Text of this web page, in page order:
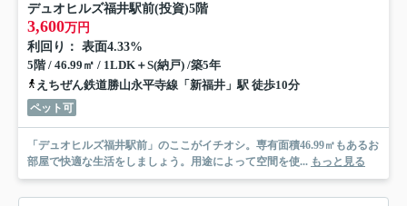
デュオヒルズ福井駅前(投資)5階
3,600万円
利回り： 表面4.33%
5階 / 46.99㎡ / 1LDK＋S(納戸) /築5年
えちぜん鉄道勝山永平寺線「新福井」駅 徒歩10分
ペット可
「デュオヒルズ福井駅前」のここがイチオシ。専有面積46.99㎡もあるお
部屋で快適な生活をしましょう。用途によって空間を使... もっと見る